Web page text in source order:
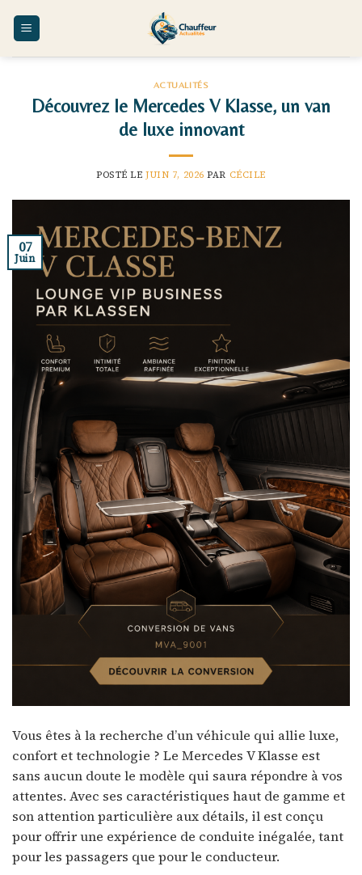
ACTUALITÉS
Découvrez le Mercedes V Klasse, un van
de luxe innovant
POSTÉ LEJUIN 7, 2026 PAR CÉCILE
07
Juin
Vous êtes à la recherche d’un véhicule qui allie luxe,
confort et technologie ? Le Mercedes V Klasse est
sans aucun doute le modèle qui saura répondre à vos
attentes. Avec ses caractéristiques haut de gamme et
son attention particulière aux détails, il est conçu
pour offrir une expérience de conduite inégalée, tant
pour les passagers que pour le conducteur.